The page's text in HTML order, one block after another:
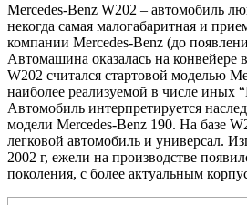
Mercedes-Benz W202 – автомобиль
некогда самая малогабаритная и
компании Mercedes-Benz (до
Автомашина оказалась на конвейере
W202 считался стартовой моделью
наиболее реализуемой в числе иных
Автомобиль интерпретируется
модели Mercedes-Benz 190. На базе
легковой автомобиль и универсал.
2002 г, ежели на производстве
поколения, с более актуальным